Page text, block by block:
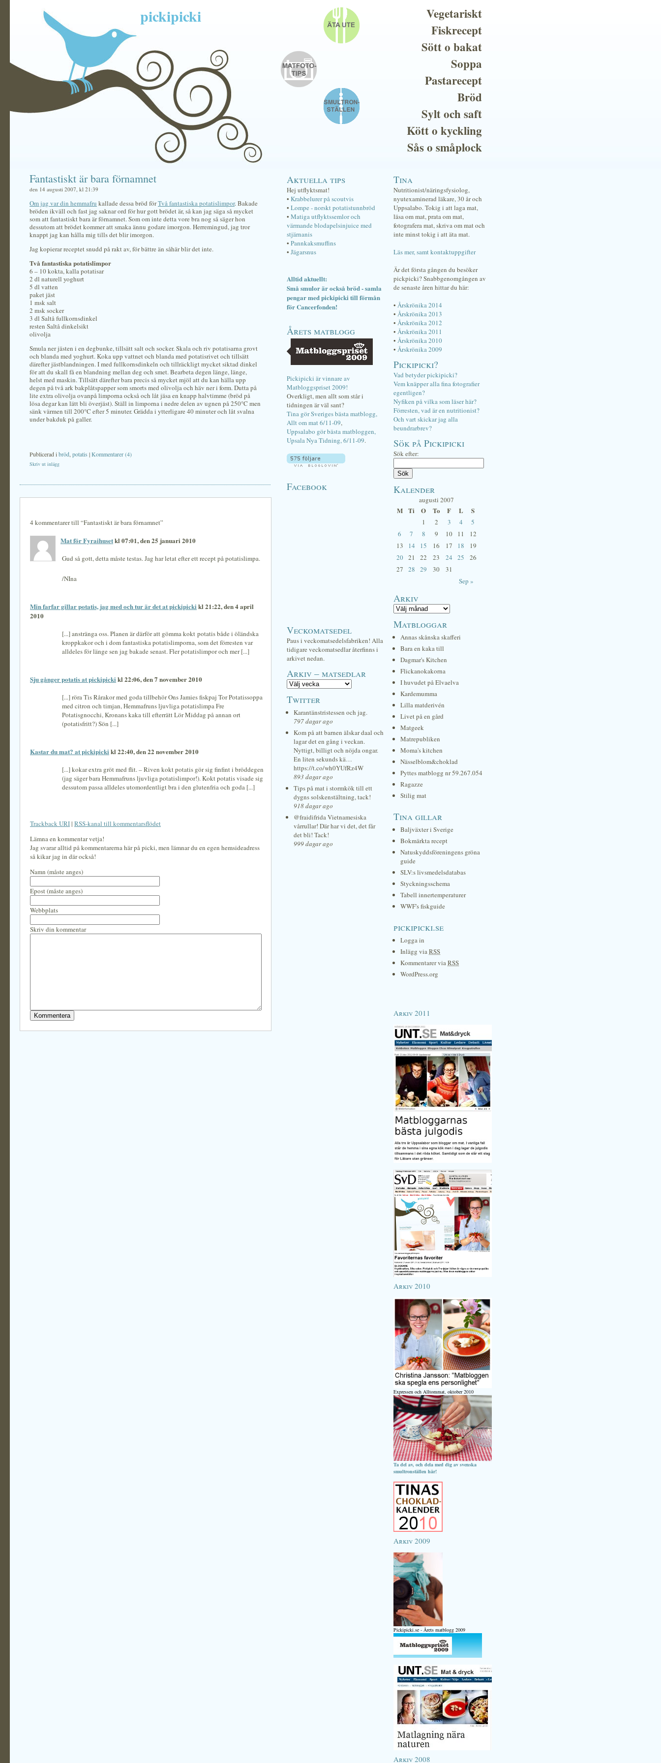
pickipicki
Vegetariskt
Fiskrecept
Sött o bakat
Soppa
Pastarecept
Bröd
Sylt och saft
Kött o kyckling
Sås o småplock
Fantastiskt är bara förnamnet
den 14 augusti 2007, kl 21:39
Om jag var din hemmafru kallade dessa bröd förTvå fantastiska potatislimpor. Bakade
bröden ikväll och fast jag saknar ord för hur gott brödet är, så kan jag säga så mycket
som att fantastiskt bara är förnamnet. Som om inte detta vore bra nog så säger hon
dessutom att brödet kommer att smaka ännu godare imorgon. Herremingud, jag tror
knappt jag kan hålla mig tills det blir imorgon.
Jag kopierar receptet snudd på rakt av, för bättre än såhär blir det inte.
Två fantastiska potatislimpor
6 – 10 kokta, kalla potatisar
2 dl naturell yoghurt
5 dl vatten
paket jäst
1 msk salt
2 msk socker
3 dl Saltå fullkornsdinkel
resten Saltå dinkelsikt
olivolja
Smula ner jästen i en degbunke, tillsätt salt och socker. Skala och riv potatisarna grovt
och blanda med yoghurt. Koka upp vattnet och blanda med potatisrivet och tillsätt
därefter jästblandningen. I med fullkornsdinkeln och tillräckligt mycket siktad dinkel
för att du skall få en blandning mellan deg och smet. Bearbeta degen länge, länge,
helst med maskin. Tillsätt därefter bara precis så mycket mjöl att du kan hälla upp
degen på två ark bakplåtspapper som smorts med olivolja och häv ner i form. Dutta på
lite extra olivolja ovanpå limporna också och låt jäsa en knapp halvtimme (bröd på
lösa degar kan lätt bli överjäst). Ställ in limporna i nedre delen av ugnen på 250°C men
sänk värmen till 200°C efter 5 minuter. Grädda i ytterligare 40 minuter och låt svalna
under bakduk på galler.
Publicerad ibröd potatis |Kommentarer (4)
Skriv ut inlägg
4 kommentarer till “Fantastiskt är bara förnamnet”
Mat för Fyraihusetkl 07:01, den 25 januari 2010
Gud så gott, detta måste testas. Jag har letat efter ett recept på potatislimpa.
/NIna
Min farfar gillar potatis, jag med och tur är det at pickipicki kl 21:22, den 4 april
2010
[...] anstränga oss. Planen är därför att gömma kokt potatis både i öländska
kroppkakor och i dom fantastiska potatislimporna, som det förresten var
alldeles för länge sen jag bakade senast. Fler potatislimpor och mer [...]
Sju gånger potatis at pickipicki kl 22:06, den 7 november 2010
[...] röra Tis Rårakor med goda tillbehör Ons Jamies fiskpaj Tor Potatissoppa
med citron och timjan, Hemmafruns ljuvliga potatislimpa Fre
Potatisgnocchi, Kronans kaka till efterrätt Lör Middag på annan ort
(potatisfritt?) Sön [...]
Kastar du mat? at pickipicki kl 22:40, den 22 november 2010
[...] kokar extra gröt med flit. – Riven kokt potatis gör sig finfint i bröddegen
(jag säger bara Hemmafruns ljuvliga potatislimpor!). Kokt potatis visade sig
dessutom passa alldeles utomordentligt bra i den glutenfria och goda [...]
Trackback URI| RSS-kanal till kommentarsflödet
Lämna en kommentar vetja!
Jag svarar alltid på kommentarerna här på picki, men lämnar du en egen hemsideadress
så kikar jag in där också!
Namn (måste anges)
Epost (måste anges)
Webbplats
Skriv din kommentar
Aktuella tips
Hej utflyktsmat!
• Krabbelurer på scoutvis
• Lompe - norskt potatistunnbröd
• Matiga utflyktssemlor och
värmande blodapelsinjuice med
stjärnanis
• Pannkaksmuffins
• Jägarsnus
Alltid aktuellt:
Små smulor är också bröd - samla
pengar med pickipicki till förmån
för Cancerfonden!
Årets matblogg
Pickipicki är vinnare av
Matbloggspriset 2009!
Overkligt, men allt som står i
tidningen är väl sant?
Tina gör Sveriges bästa matblogg,
Allt om mat 6/11-09,
Uppsalabo gör bästa matbloggen,
Upsala Nya Tidning, 6/11-09.
Facebook
Veckomatsedel
Paus i veckomatsedelsfabriken! Alla
tidigare veckomatsedlar återfinns i
arkivet nedan.
Arkiv – matsedlar
Twitter
Karantänstristessen och jag.
797 dagar ago
Kom på att barnen älskar daal och
lagar det en gång i veckan.
Nyttigt, billigt och nöjda ongar.
En liten sekunds kä…
https://t.co/wh0YUfRz4W
893 dagar ago
Tips på mat i stormkök till ett
dygns solskenstältning, tack!
918 dagar ago
@fraidifrida Vietnamesiska
vårrullar! Där har vi det, det får
det bli! Tack!
999 dagar ago
Tina
Nutritionist/näringsfysiolog,
nyutexaminerad läkare, 30 år och
Uppsalabo. Tokig i att laga mat,
läsa om mat, prata om mat,
fotografera mat, skriva om mat och
inte minst tokig i att äta mat.
Läs mer, samt kontaktuppgifter
Är det första gången du besöker
pickpicki? Snabbgenomgången av
de senaste åren hittar du här:
• Årskrönika 2014
• Årskrönika 2013
• Årskrönika 2012
• Årskrönika 2011
• Årskrönika 2010
• Årskrönika 2009
Pickipicki?
Vad betyder pickipicki?
Vem knäpper alla fina fotografier
egentligen?
Nyfiken på vilka som läser här?
Förresten, vad är en nutritionist?
Och vart skickar jag alla
beundrarbrev?
Sök på Pickipicki
Sök efter:
Kalender
augusti 2007
M Ti O To F L S
Sep »
1 2 3 4
5
6
7 8 9 10 11
12
13
14 15 16 17 18
19
20 21 22 23 24 25
26
27
28 29 30 31
Arkiv
Matbloggar
Annas skånska skafferi
Bara en kaka till
Dagmar's Kitchen
Flickanokakorna
I huvudet på Elvaelva
Kardemumma
Lilla matderivén
Livet på en gård
Matgeek
Matrepubliken
Moma's kitchen
Nässelblom&choklad
Pyttes matblogg nr 59.267.054
Ragazze
Stilig mat
Tina gillar
Baljväxter i Sverige
Bokmärkta recept
Natuskyddsföreningens gröna
guide
SLV:s livsmedelsdatabas
Styckningsschema
Tabell innertemperaturer
WWF's fiskguide
pickipicki.se
Logga in
Inlägg viaRSS
Kommentarer viaRSS
WordPress.org
Arkiv 2011
Arkiv 2010
Expressen och Alltommat, oktober 2010
Ta del av, och dela med dig av svenska
smultronställen här!
Arkiv 2009
Pickipicki.se - Årets matblogg 2009
Arkiv 2008